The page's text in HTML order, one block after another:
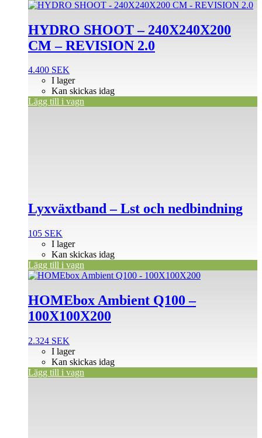
HYDRO SHOOT – 240X240X200
CM – REVISION 2.0
4.400 SEK
I lager
Kan skickas idag
Lägg till i vagn
Lyxväxtband – Lst och nedbindning
105 SEK
I lager
Kan skickas idag
Lägg till i vagn
HOMEbox Ambient Q100 –
100X100X200
2.324 SEK
I lager
Kan skickas idag
Lägg till i vagn